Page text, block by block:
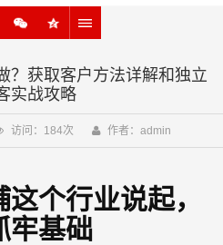
？获取客户方法详解和独立
实战攻略
访问：184次 作者：admin
个行业说起，
牢基础